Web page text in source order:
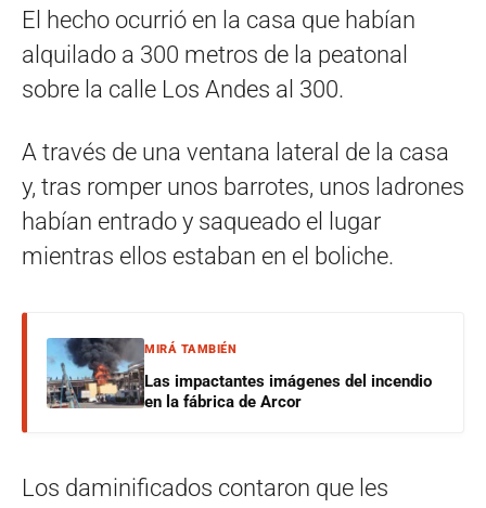
El hecho ocurrió en la casa que habían
alquilado a 300 metros de la peatonal
sobre la calle Los Andes al 300.
A través de una ventana lateral de la casa
y, tras romper unos barrotes, unos ladrones
habían entrado y saqueado el lugar
mientras ellos estaban en el boliche.
MIRÁ TAMBIÉN
Las impactantes imágenes del incendio
en la fábrica de Arcor
Los daminificados contaron que les